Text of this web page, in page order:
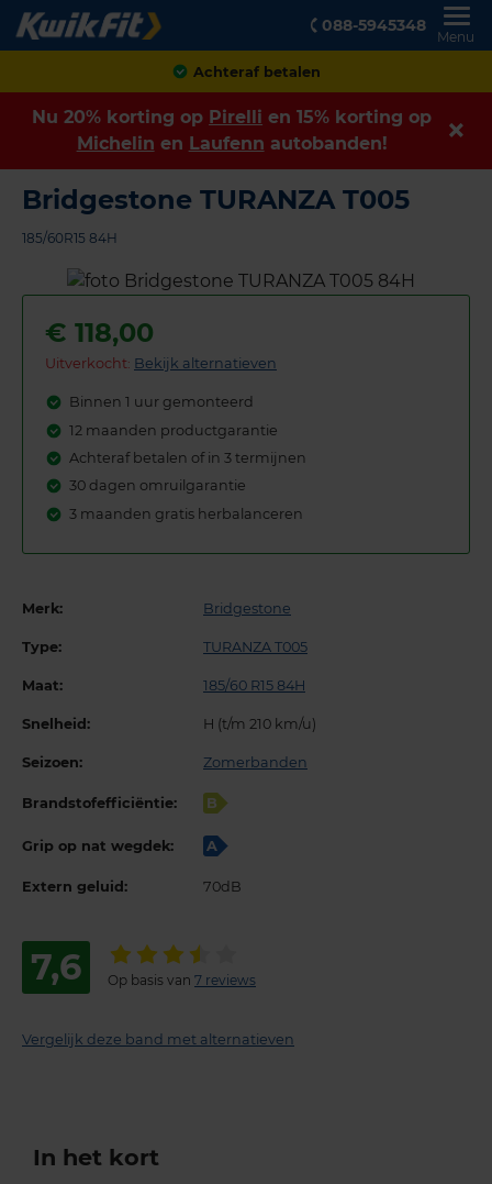
088-5945348
Menu
Klanten geven ons een
Nu 20% korting op Pirelli en 15% korting op
Michelin en Laufenn autobanden!
Bridgestone TURANZA T005
185/60R15 84H
€ 118,00
Uitverkocht: Bekijk alternatieven
Binnen 1 uur gemonteerd
12 maanden productgarantie
Achteraf betalen of in 3 termijnen
30 dagen omruilgarantie
3 maanden gratis herbalanceren
Merk: Bridgestone
Type: TURANZA T005
Maat: 185/60 R15 84H
Snelheid: H (t/m 210 km/u)
Seizoen: Zomerbanden
Brandstofefficiëntie: B
Grip op nat wegdek: A
Extern geluid: 70dB
7,6 Op basis van 7 reviews
Vergelijk deze band met alternatieven
In het kort